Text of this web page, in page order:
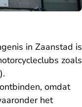
in Zaanstad is
zoals
omdat
het